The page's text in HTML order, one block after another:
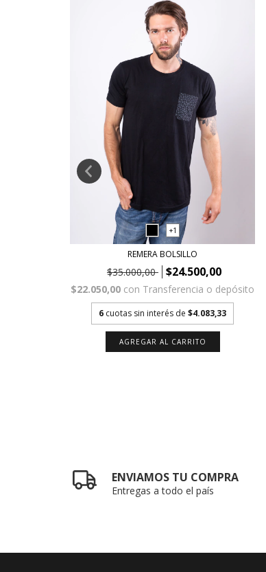
+1
REMERA BOLSILLO
$35.000,00 $24.500,00
$22.050,00 con Transferencia o depósito
6 cuotas sin interés de $4.083,33
AGREGAR AL CARRITO
ENVIAMOS TU COMPRA
Entregas a todo el país